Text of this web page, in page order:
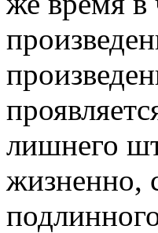
лишнего
жизненно,